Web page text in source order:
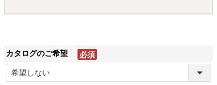
カタログのご希望
(必
須)